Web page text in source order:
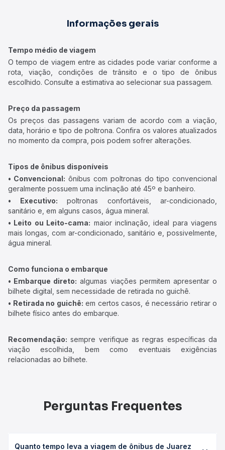
Informações gerais
Tempo médio de viagem
O tempo de viagem entre as cidades pode variar conforme a
rota, viação, condições de trânsito e o tipo de ônibus
escolhido. Consulte a estimativa ao selecionar sua passagem.
Preço da passagem
Os preços das passagens variam de acordo com a viação,
data, horário e tipo de poltrona. Confira os valores atualizados
no momento da compra, pois podem sofrer alterações.
Tipos de ônibus disponíveis
• Convencional: ônibus com poltronas do tipo convencional
geralmente possuem uma inclinação até 45º e banheiro.
• Executivo: poltronas confortáveis, ar-condicionado,
sanitário e, em alguns casos, água mineral.
• Leito ou Leito-cama: maior inclinação, ideal para viagens
mais longas, com ar-condicionado, sanitário e, possivelmente,
água mineral.
Como funciona o embarque
• Embarque direto: algumas viações permitem apresentar o
bilhete digital, sem necessidade de retirada no guichê.
• Retirada no guichê: em certos casos, é necessário retirar o
bilhete físico antes do embarque.
Recomendação: sempre verifique as regras específicas da
viação escolhida, bem como eventuais exigências
relacionadas ao bilhete.
Perguntas Frequentes
Quanto tempo leva a viagem de ônibus de Juarez